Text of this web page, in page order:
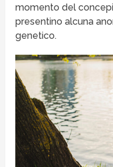
momento del
presentino alcuna
genetico.